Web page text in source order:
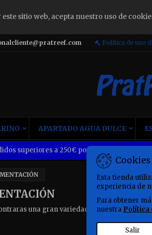
sitio web, acepta nuestro uso de
Política de uso
APARTADO AGUA DULCE
superiores a 250€ portes gratis. *para
una gran variedad de marcas de
Cookies
Esta tienda
experiencia de
Para obtener
nuestra Política
Salir